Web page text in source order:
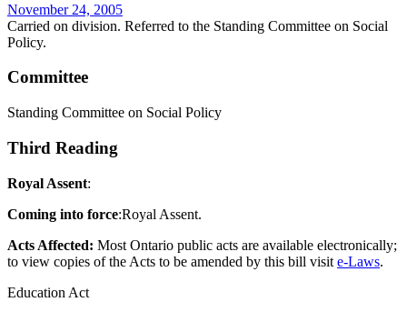
November 24, 2005
Carried on division. Referred to the Standing Committee on Social
Policy.
Committee
Standing Committee on Social Policy
Third Reading
Royal Assent:
Coming into force:Royal Assent.
Acts Affected: Most Ontario public acts are available electronically;
to view copies of the Acts to be amended by this bill visit e-Laws.
Education Act